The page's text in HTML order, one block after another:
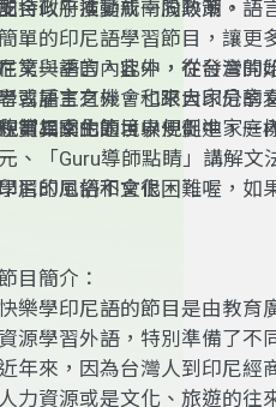
持
目簡介：
樂學印尼語的節目是由教育
資源學習外語，特別準備了不
近年來，因為台灣人到印尼經
人力資源或是文化、旅遊的往
，似乎演變成一股熱潮。
合政府推動新南向政策，語
簡單的印尼語學習節目，讓更
文與語言。此外，在台灣的
或雇主有機會和來自印尼的
劃相關主題，以便促進家庭
第一季的內容中，從發音開
習語言之外，也跟大家分享
賞異文化的境界。
第二季的節目中規劃中，一
元、「Guru導師點睛」講解文
尼的風俗和文化。
習印尼語不會很困難喔，如